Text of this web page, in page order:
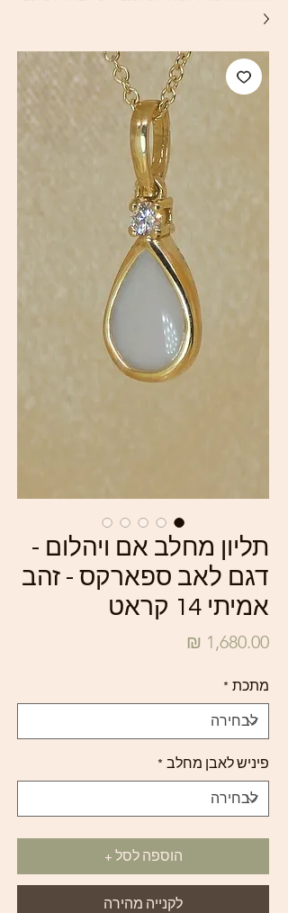
תליון מחלב אם ויהלום -
דגם לאב ספארקס - זהב
אמיתי 14 קראט
מתכת *
פיניש לאבן מחלב *
הוספה לסל +
לקנייה מהירה